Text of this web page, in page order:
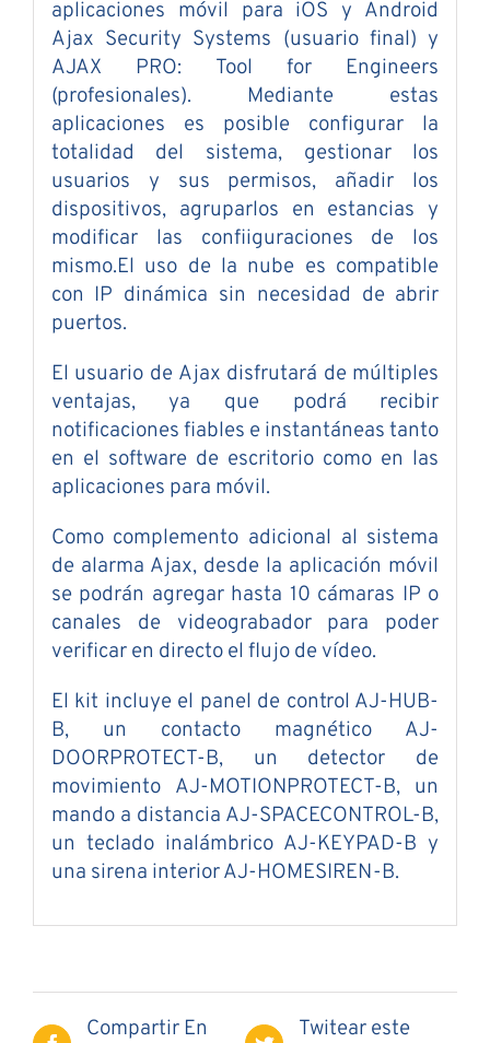
aplicaciones móvil para iOS y Android
Ajax Security Systems (usuario final) y
AJAX PRO: Tool for Engineers
(profesionales). Mediante estas
aplicaciones es posible configurar la
totalidad del sistema, gestionar los
usuarios y sus permisos, añadir los
dispositivos, agruparlos en estancias y
modificar las confiiguraciones de los
mismo.El uso de la nube es compatible
con IP dinámica sin necesidad de abrir
puertos.
El usuario de Ajax disfrutará de múltiples
ventajas, ya que podrá recibir
notificaciones fiables e instantáneas tanto
en el software de escritorio como en las
aplicaciones para móvil.
Como complemento adicional al sistema
de alarma Ajax, desde la aplicación móvil
se podrán agregar hasta 10 cámaras IP o
canales de videograbador para poder
verificar en directo el flujo de vídeo.
El kit incluye el panel de control AJ-HUB-
B, un contacto magnético AJ-
DOORPROTECT-B, un detector de
movimiento AJ-MOTIONPROTECT-B, un
mando a distancia AJ-SPACECONTROL-B,
un teclado inalámbrico AJ-KEYPAD-B y
una sirena interior AJ-HOMESIREN-B.
Compartir En
Twitear este